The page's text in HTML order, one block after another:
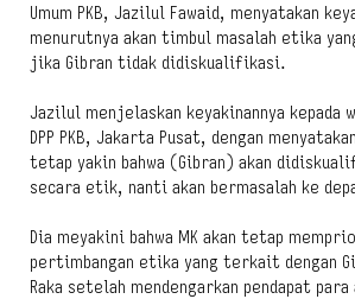
Umum PKB, Jazilul Fawaid, menyatakan
menurutnya akan timbul masalah etika
jika Gibran tidak didiskualifikasi.
Jazilul menjelaskan keyakinannya kepada
DPP PKB, Jakarta Pusat, dengan
tetap yakin bahwa (Gibran) akan
secara etik, nanti akan bermasalah ke
Dia meyakini bahwa MK akan tetap
pertimbangan etika yang terkait dengan
Raka setelah mendengarkan pendapat